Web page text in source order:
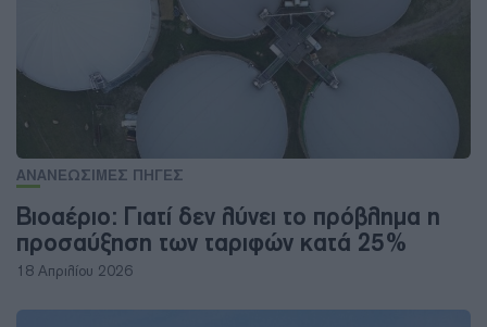
ΑΝΑΝΕΩΣΙΜΕΣ ΠΗΓΕΣ
Βιοαέριο: Γιατί δεν λύνει το πρόβλημα η
προσαύξηση των ταριφών κατά 25%
18 Απριλίου 2026